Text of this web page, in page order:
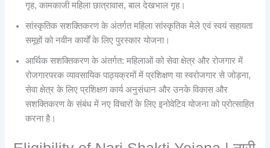
गृह, कामकाजी महिला छात्रावास, बाल देखभाल गृह।
सांस्कृतिक सशक्तिकरण के अंतर्गत महिला सांस्कृतिक मेले एवं स्वयं सहायता
समूहों को नवीन कार्यों के लिए पुरस्कार योजना।
आर्थिक सशक्तिकरण के अंतर्गत: महिलाओं को सेवा क्षेत्र और रोजगार में
रोजगारपरक व्यावसायिक पाठ्यक्रमों में प्रशिक्षण या स्वरोजगार से जोड़ना,
सेवा क्षेत्र के लिए प्रशिक्षण कार्य अनुसंधान और उनके विकास और
सशक्तिकरण के संबंध में नए विचारों के लिए इनोवेटिव योजना को प्रोत्साहित
करना है।